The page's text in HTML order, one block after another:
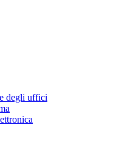
degli uffici